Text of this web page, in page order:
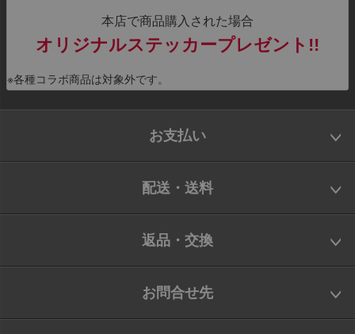
本店で商品購入された場合
オリジナルステッカープレゼント!!
※各種コラボ商品は対象外です。
お支払い
配送・送料
返品・交換
お問合せ先